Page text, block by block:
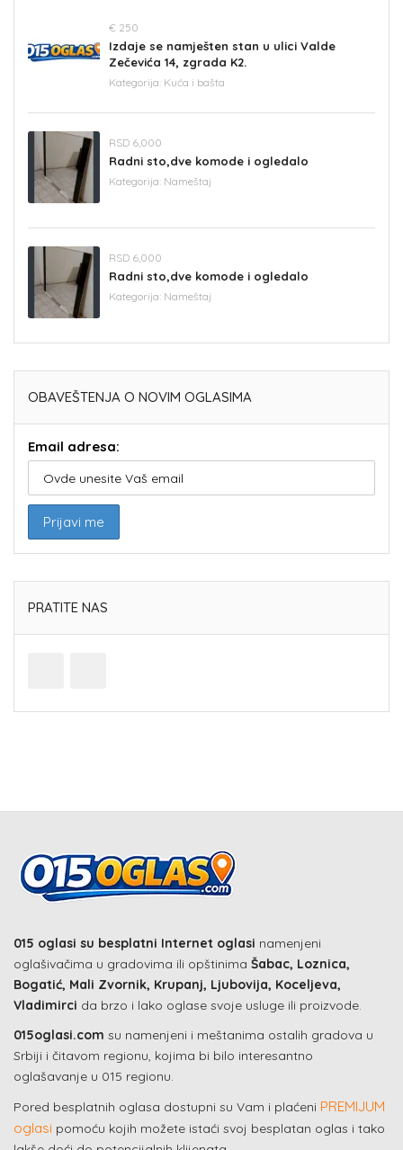
€ 250
Izdaje se namješten stan u ulici Valde
Zečevića 14, zgrada K2.
Kategorija: Kuća i bašta
RSD 6,000
Radni sto,dve komode i ogledalo
Kategorija: Nameštaj
RSD 6,000
Radni sto,dve komode i ogledalo
Kategorija: Nameštaj
OBAVEŠTENJA O NOVIM OGLASIMA
Email adresa:
PRATITE NAS
015 oglasi su besplatni Internet oglasi namenjeni
oglašivačima u gradovima ili opštinima Šabac, Loznica,
Bogatić, Mali Zvornik, Krupanj, Ljubovija, Koceljeva,
Vladimirci da brzo i lako oglase svoje usluge ili proizvode.
015oglasi.com su namenjeni i meštanima ostalih gradova u
Srbiji i čitavom regionu, kojima bi bilo interesantno
oglašavanje u 015 regionu.
Pored besplatnih oglasa dostupni su Vam i plaćeni PREMIJUM
oglasi pomoću kojih možete istaći svoj besplatan oglas i tako